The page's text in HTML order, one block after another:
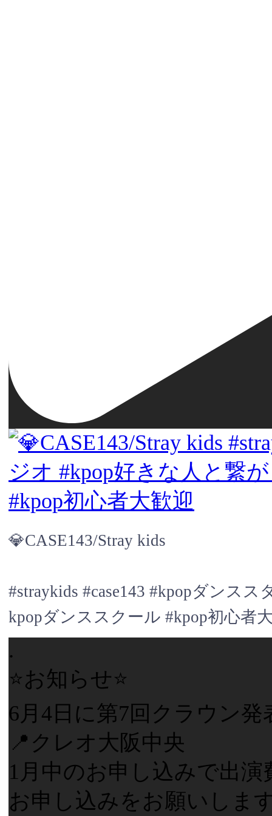
💎CASE143/Stray kids
#straykids #case143 #kpopダンス
kpopダンススクール #kpop初心者
.
⭐️お知らせ⭐️
6月4日に第7回クラウン
📍クレオ大阪中央
1月中のお申し込みで出
お申し込みをお願いしま